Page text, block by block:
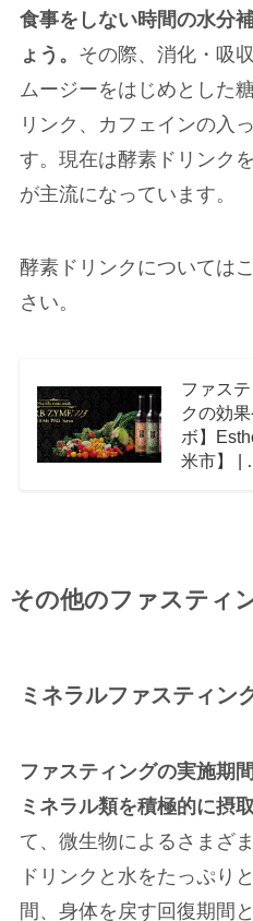
食事をしない時間の水分
ょう。 その際、消化・吸
ムージーをはじめとした
リンク、カフェインの入
す。現在は酵素ドリンク
が主流になっています。
酵素ドリンクについては
さい。
ファス
クの効
ボ】
米市】 |
その他のファスティ
ミネラルファスティン
ファスティングの実施期
ミネラル類を積極的に摂
て、微生物によるさまざ
ドリンクと水をたっぷり
間、身体を戻す回復期間